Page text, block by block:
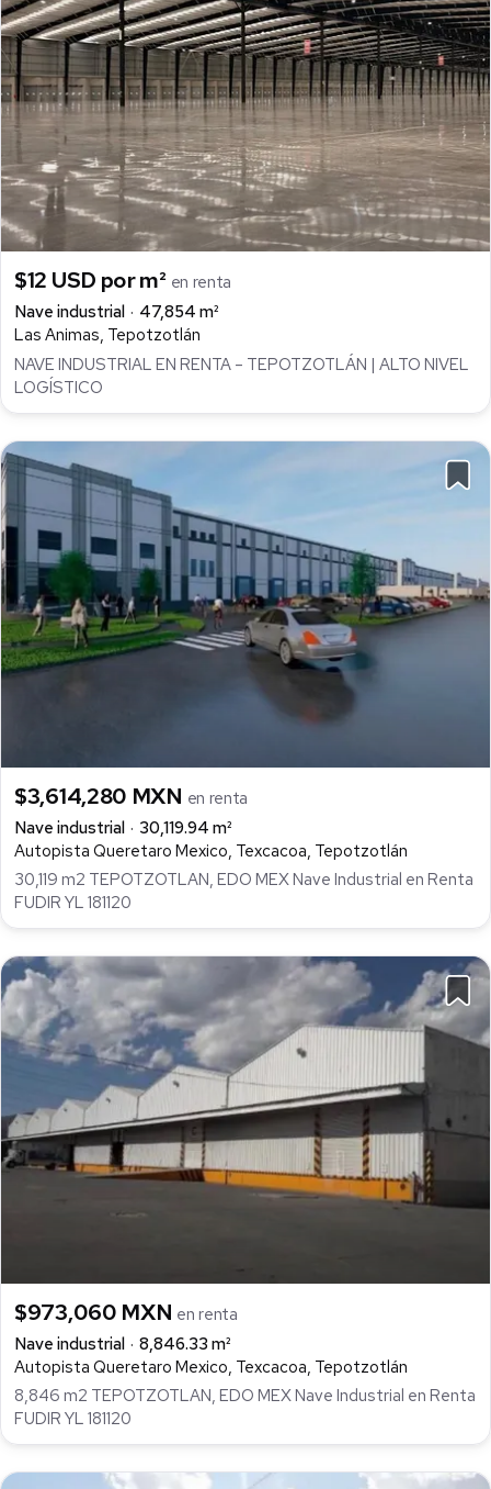
$12 USD por m² en renta
Nave industrial
47,854 m²
Las Animas, Tepotzotlán
NAVE INDUSTRIAL EN RENTA – TEPOTZOTLÁN | ALTO NIVEL
LOGÍSTICO
$3,614,280 MXN en renta
Nave industrial
30,119.94 m²
Autopista Queretaro Mexico, Texcacoa, Tepotzotlán
30,119 m2 TEPOTZOTLAN, EDO MEX Nave Industrial en Renta
FUDIR YL 181120
$973,060 MXN en renta
Nave industrial
8,846.33 m²
Autopista Queretaro Mexico, Texcacoa, Tepotzotlán
8,846 m2 TEPOTZOTLAN, EDO MEX Nave Industrial en Renta
FUDIR YL 181120